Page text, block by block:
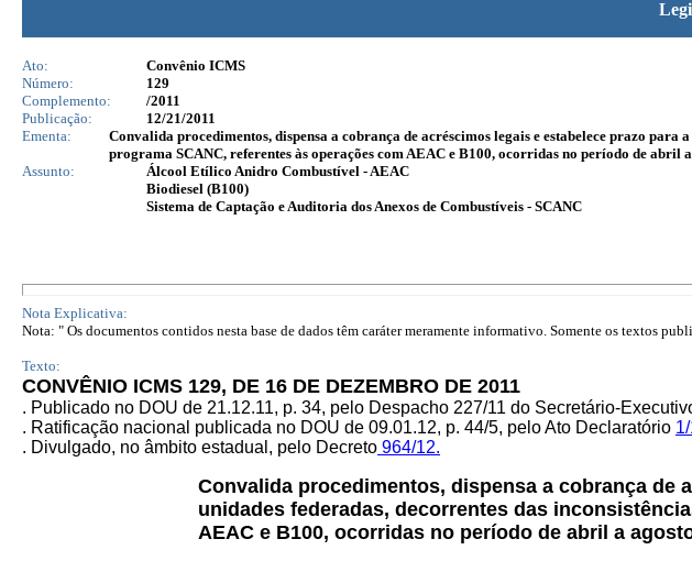
Ato:
Convênio ICMS
Número:
129
Complemento:
/2011
Publicação:
12/21/2011
Ementa:
Convalida procedimentos, dispensa a cobrança de acréscimos legais e estabelece prazo para
programa SCANC, referentes às operações com AEAC e B100, ocorridas no período de abril
Assunto:
Álcool Etílico Anidro Combustível - AEAC
Biodiesel (B100)
Sistema de Captação e Auditoria dos Anexos de Combustíveis - SCANC
Nota Explicativa:
Nota: " Os documentos contidos nesta base de dados têm caráter meramente informativo. Somente os textos
Texto:
CONVÊNIO ICMS 129, DE 16 DE DEZEMBRO DE 2011
. Publicado no DOU de 21.12.11, p. 34, pelo Despacho 227/11 do Secretário-
. Ratificação nacional publicada no DOU de 09.01.12, p. 44/5, pelo Ato Declaratório
. Divulgado, no âmbito estadual, pelo Decreto 964/12.
Convalida procedimentos, dispensa a cobrança de
unidades federadas, decorrentes das
AEAC e B100, ocorridas no período de abril a